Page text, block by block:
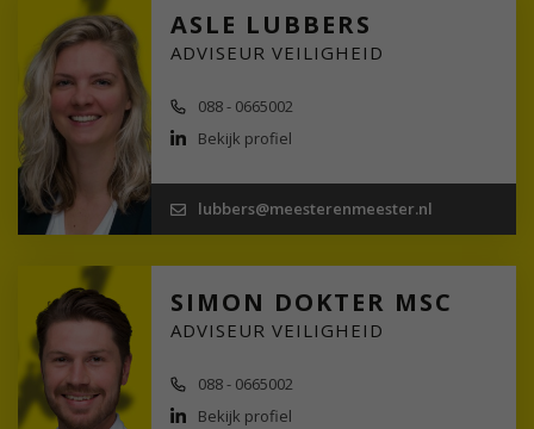
ASLE LUBBERS
ADVISEUR VEILIGHEID
088 - 0665002
Bekijk profiel
lubbers@meesterenmeester.nl
SIMON DOKTER MSC
ADVISEUR VEILIGHEID
088 - 0665002
Bekijk profiel